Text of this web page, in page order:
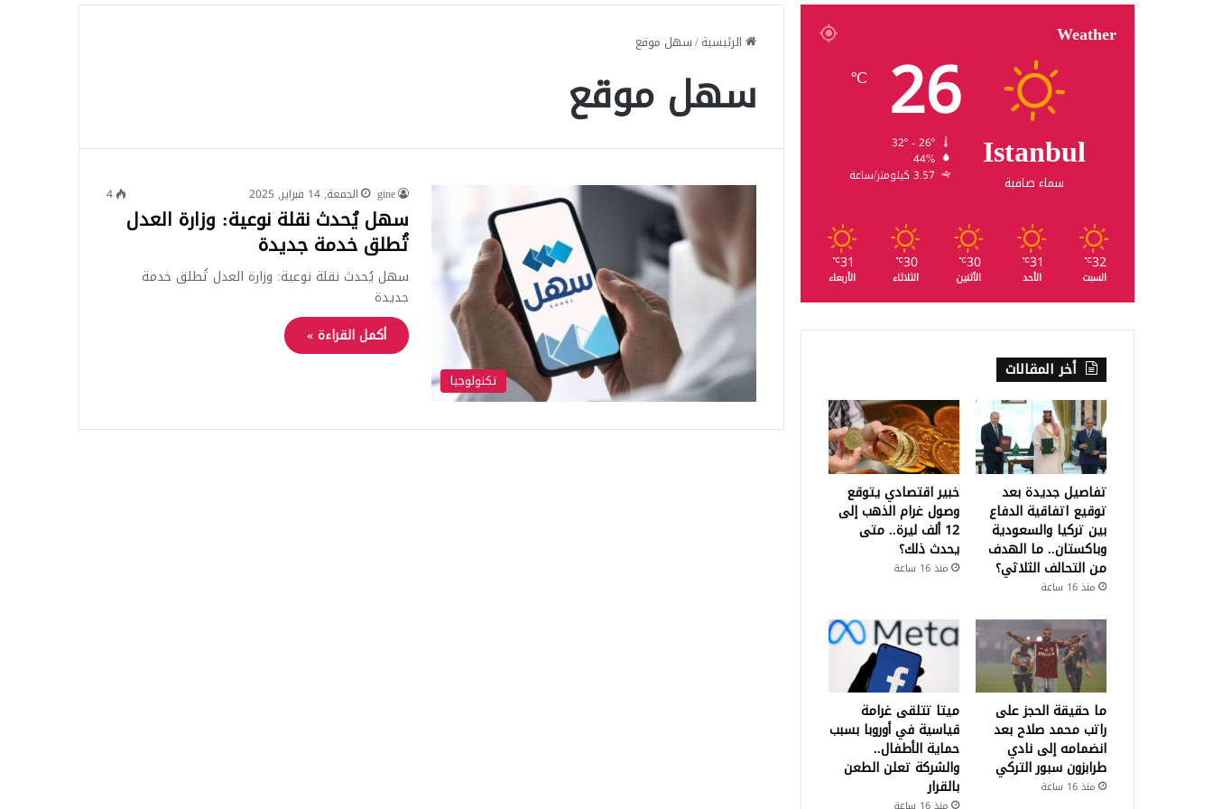
الرئيسية/سهل موقع
سهل موقع
تكنولوجيا
gine الجمعة, 14 فبراير, 2025 4
سهل يُحدث نقلة نوعية: وزارة العدل
تُطلق خدمة جديدة
سهل يُحدث نقلة نوعية: وزارة العدل تُطلق خدمة
جديدة
أكمل القراءة »
Weather
Istanbul
سماء صافية
26
℃
44%
3.57 كيلومتر/ساعة
32
℃
السبت
31
℃
الأحد
30
℃
الأثنين
30
℃
الثلاثاء
31
℃
الأربعاء
أخر المقالات
تفاصيل جديدة بعد
توقيع اتفاقية الدفاع
بين تركيا والسعودية
وباكستان.. ما الهدف
من التحالف الثلاثي؟
منذ 16 ساعة
خبير اقتصادي يتوقع
وصول غرام الذهب إلى
12 ألف ليرة.. متى
يحدث ذلك؟
منذ 16 ساعة
ما حقيقة الحجز على
راتب محمد صلاح بعد
انضمامه إلى نادي
طرابزون سبور التركي
منذ 16 ساعة
ميتا تتلقى غرامة
قياسية في أوروبا بسبب
حماية الأطفال..
والشركة تعلن الطعن
بالقرار